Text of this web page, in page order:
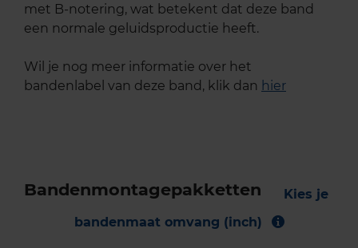
met B-notering, wat betekent dat deze band
een normale geluidsproductie heeft.
Wil je nog meer informatie over het
bandenlabel van deze band, klik dan hier
Bandenmontagepakketten
Kies je
bandenmaat omvang (inch)